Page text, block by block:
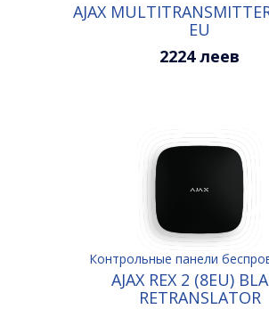
AJAX
ЕU
2224 леев
Контрольные панели
AJAX REX 2 (8EU)
RETRANSLATOR